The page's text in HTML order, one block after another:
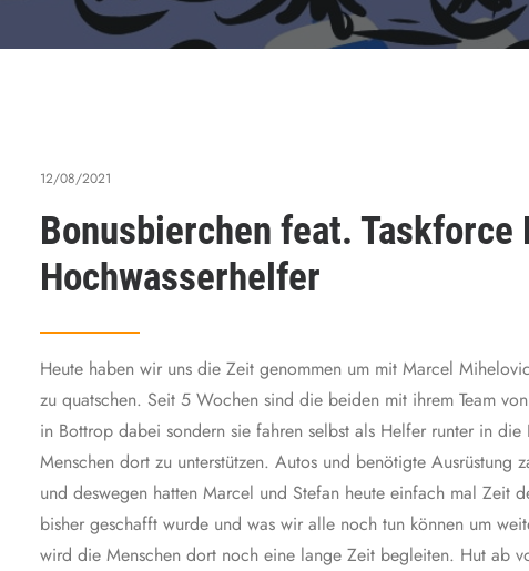
12/08/2021
Bonusbierchen feat. Taskforce
Hochwasserhelfer
Heute haben wir uns die Zeit genommen um mit Marcel
zu quatschen. Seit 5 Wochen sind die beiden mit ihrem Team
in Bottrop dabei sondern sie fahren selbst als Helfer runter in
Menschen dort zu unterstützen. Autos und benötigte Ausrüstung
und deswegen hatten Marcel und Stefan heute einfach mal Zeit
bisher geschafft wurde und was wir alle noch tun können um
wird die Menschen dort noch eine lange Zeit begleiten. Hut ab